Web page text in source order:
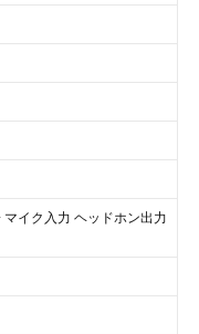
イク入力 ヘッドホン出力